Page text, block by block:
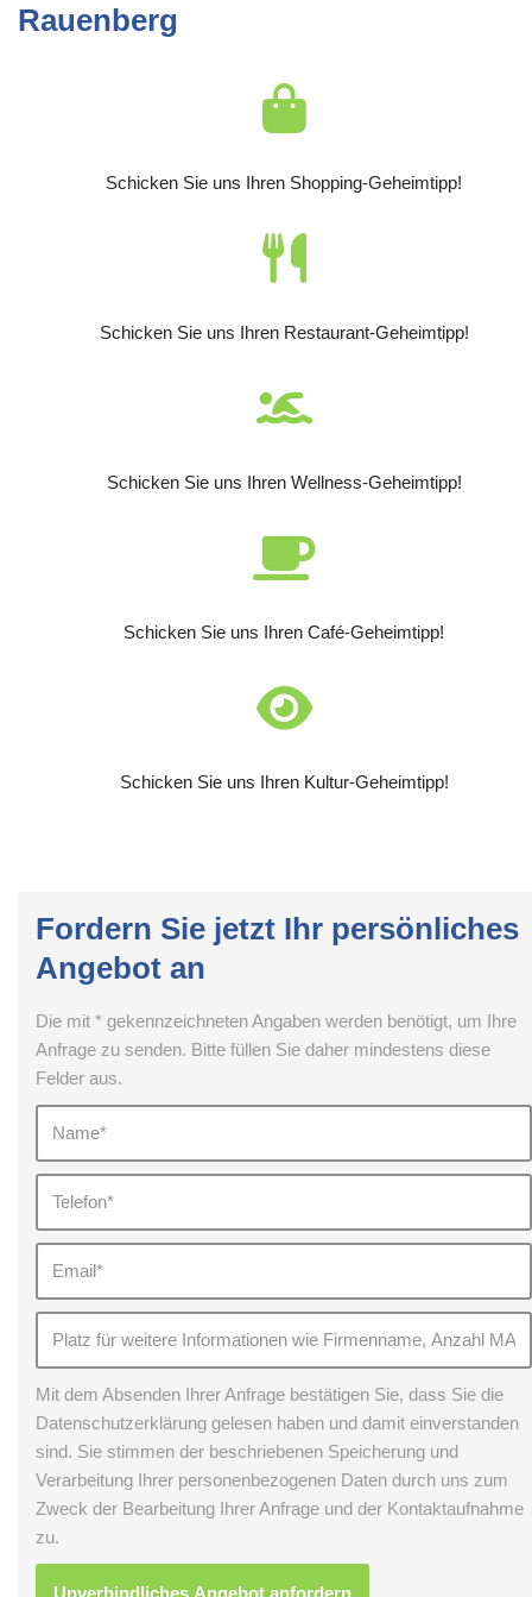
Rauenberg
Schicken Sie uns Ihren Shopping-Geheimtipp!
Schicken Sie uns Ihren Restaurant-Geheimtipp!
Schicken Sie uns Ihren Wellness-Geheimtipp!
Schicken Sie uns Ihren Café-Geheimtipp!
Schicken Sie uns Ihren Kultur-Geheimtipp!
Fordern Sie jetzt Ihr persönliches
Angebot an
Die mit * gekennzeichneten Angaben werden benötigt, um Ihre
Anfrage zu senden. Bitte füllen Sie daher mindestens diese
Felder aus.
Mit dem Absenden Ihrer Anfrage bestätigen Sie, dass Sie die
Datenschutzerklärung gelesen haben und damit einverstanden
sind. Sie stimmen der beschriebenen Speicherung und
Verarbeitung Ihrer personenbezogenen Daten durch uns zum
Zweck der Bearbeitung Ihrer Anfrage und der Kontaktaufnahme
zu.